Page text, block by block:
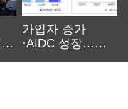
가입자 증가
·AIDC 성장…